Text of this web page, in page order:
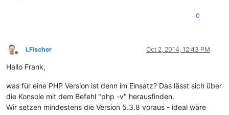
0
Offline
LFischer Oct 2, 2014, 12:43 PM
Hallo Frank,
was für eine PHP Version ist denn im Einsatz? Das lässt sich über
die Konsole mit dem Befehl "php -v" herausfinden.
Wir setzen mindestens die Version 5.3.8 voraus - ideal wäre